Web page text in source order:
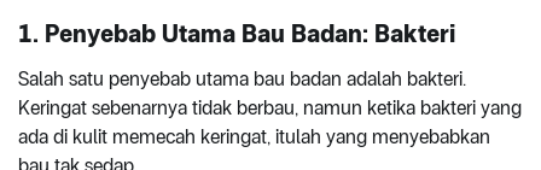
1. Penyebab Utama Bau Badan: Bakteri
Salah satu penyebab utama bau badan adalah bakteri.
Keringat sebenarnya tidak berbau, namun ketika bakteri yang
ada di kulit memecah keringat, itulah yang menyebabkan